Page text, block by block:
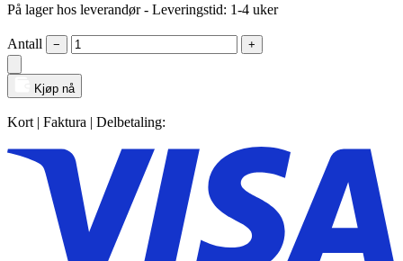
På lager hos leverandør- Leveringstid: 1-4 uker
Antall − +
Kjøp nå
Kort | Faktura | Delbetaling: